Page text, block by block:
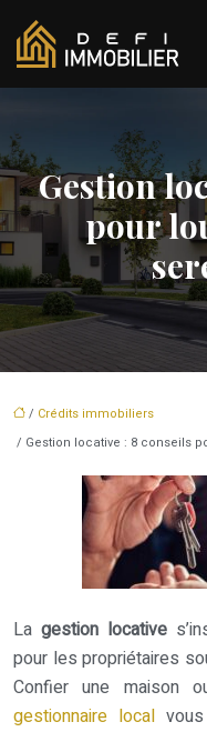
Gestion
pour
/ Crédits immobiliers
/ Gestion locative : 8 conseils
Lagestion locative
pour les propriétaires
Confier une maison
gestionnaire localvous